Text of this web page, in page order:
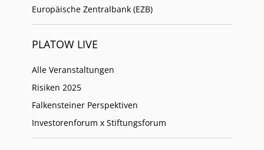
Europäische Zentralbank (EZB)
PLATOW LIVE
Alle Veranstaltungen
Risiken 2025
Falkensteiner Perspektiven
Investorenforum x Stiftungsforum